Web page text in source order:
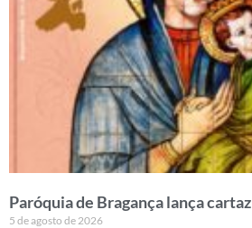
Paróquia de Bragança lança cartaz
5 de agosto de 2026